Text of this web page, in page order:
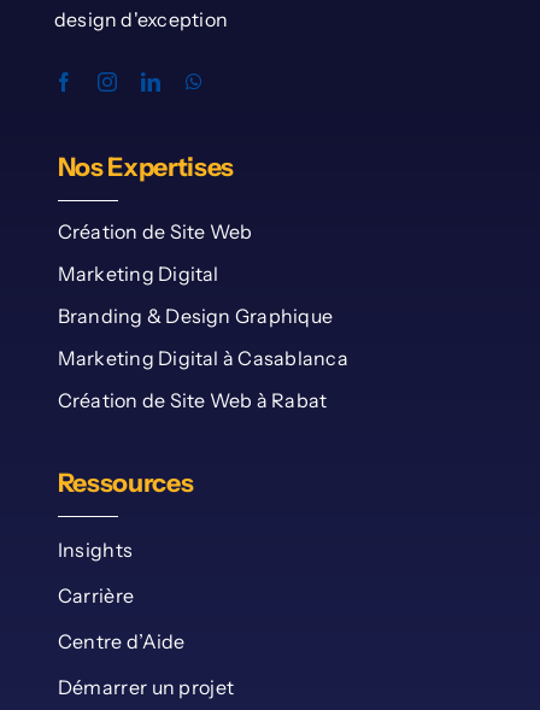
design d'exception
Nos Expertises
Création de Site Web
Marketing Digital
Branding & Design Graphique
Marketing Digital à Casablanca
Création de Site Web à Rabat
Ressources
Insights
Carrière
Centre d’Aide
Démarrer un projet